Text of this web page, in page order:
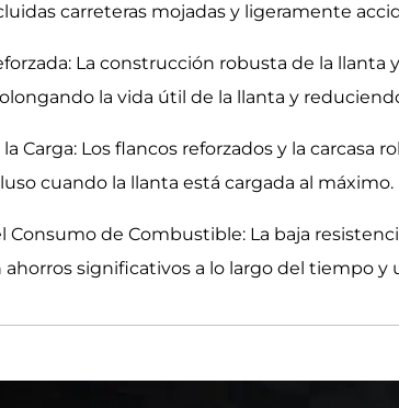
carreteras mojadas y ligeramente
La construcción robusta de la
la vida útil de la llanta y
Carga: Los flancos reforzados y la
cuando la llanta está cargada al máximo.
Consumo de Combustible: La baja
significativos a lo largo del tiempo y